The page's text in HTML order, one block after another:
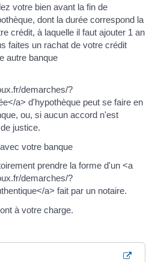
votre bien avant la fin de
dont la durée correspond la
crédit, à laquelle il faut ajouter 1 an
faites un rachat de votre crédit
autre banque
demarches/?
a> d'hypothèque peut se faire en
ou, si aucun accord n'est
justice.
votre banque
prendre la forme d'un <a
demarches/?
a> fait par un notaire.
à votre charge.